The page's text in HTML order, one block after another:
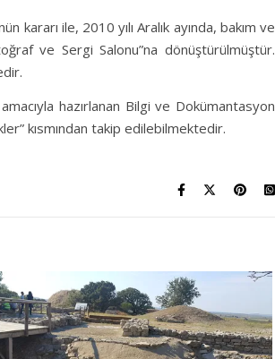
ile, 2010 yılı Aralık ayında, bakım ve
ve Sergi Salonu”na dönüştürülmüştür.
hazırlanan Bilgi ve Dokümantasyon
kısmından takip edilebilmektedir.